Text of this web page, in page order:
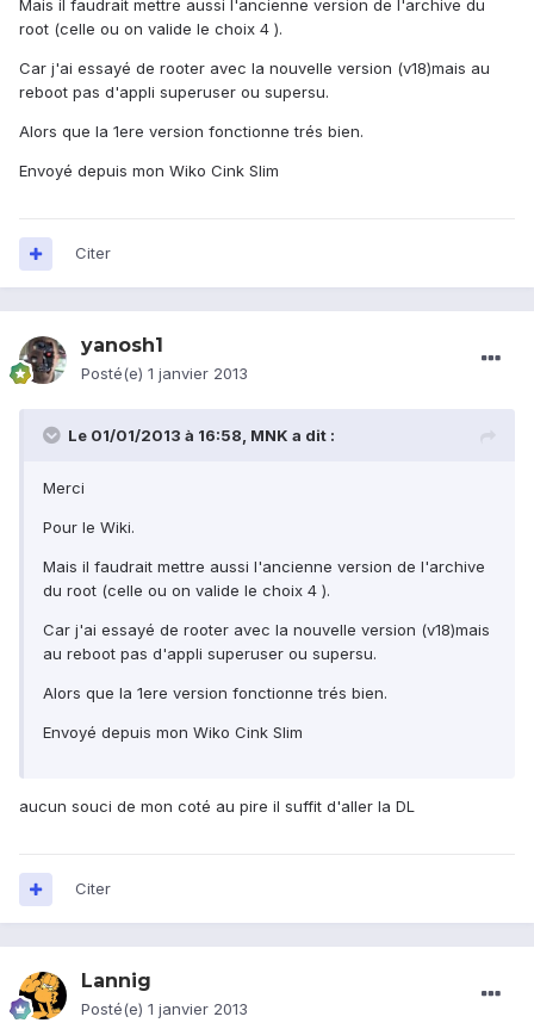
Mais il faudrait mettre aussi l'ancienne version de l'archive du
root (celle ou on valide le choix 4 ).
Car j'ai essayé de rooter avec la nouvelle version (v18)mais au
reboot pas d'appli superuser ou supersu.
Alors que la 1ere version fonctionne trés bien.
Envoyé depuis mon Wiko Cink Slim
Citer
yanosh1
Posté(e) 1 janvier 2013
Le 01/01/2013 à 16:58, MNK a dit :
Merci
Pour le Wiki.
Mais il faudrait mettre aussi l'ancienne version de l'archive
du root (celle ou on valide le choix 4 ).
Car j'ai essayé de rooter avec la nouvelle version (v18)mais
au reboot pas d'appli superuser ou supersu.
Alors que la 1ere version fonctionne trés bien.
Envoyé depuis mon Wiko Cink Slim
aucun souci de mon coté au pire il suffit d'aller la DL
Citer
Lannig
Posté(e) 1 janvier 2013